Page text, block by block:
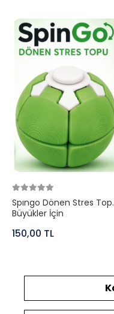
Spıngo Dönen Stres
Büyükler İçin
150,00 TL